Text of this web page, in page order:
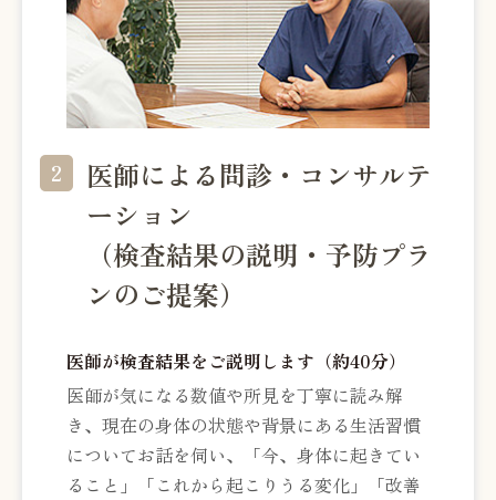
2
医師による問診・コンサルテ
ーション
（検査結果の説明・予防プラ
ンのご提案）
医師が検査結果をご説明します（約40分）
医師が気になる数値や所見を丁寧に読み解
き、現在の身体の状態や背景にある生活習慣
についてお話を伺い、「今、身体に起きてい
ること」「これから起こりうる変化」「改善